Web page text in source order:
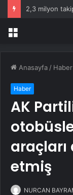
Menü
Anasayfa / Haber
Haber
AK
etmiş
NURCAN